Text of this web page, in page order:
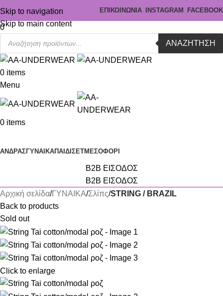
Skip to navigation
Skip to main content
ΕΠΙΚΟΙΝΩΝΙΑ INSTAGRAM FACEBOOK
0
ΑΝΑΖΉΤΗΣΗ
0 items
Menu
0 items
ΑΝΔΡΑΣΓΥΝΑΙΚΑΠΑΙΔΙ ΣΕΤΜΕΣΟΦΟΡΙ
B2B ΕΙΣΟΔΟΣ
B2B ΕΙΣΟΔΟΣ
Αρχική σελίδα ΓΥΝΑΙΚΑ Σλίπς STRING / BRAZIL
Back to products
Sold out
Click to enlarge